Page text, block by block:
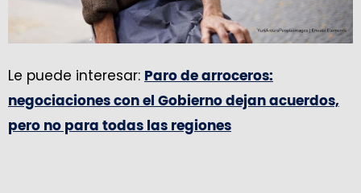
Le puede interesar: Paro de arroceros:
negociaciones con el Gobierno dejan acuerdos,
pero no para todas las regiones